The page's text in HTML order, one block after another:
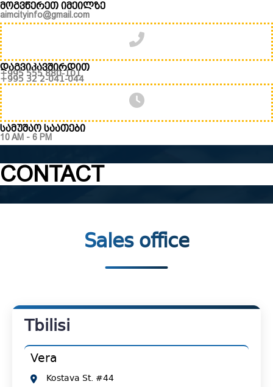
მოგვწერეთ იმეილზე
aimcityinfo@gmail.com
დაგვიკავშირდით
+995 555 880-101
+995 32 2-041-044
სამუშაო საათები
10 AM - 6 PM
CONTACT
Sales office
Tbilisi
Vera
Kostava St. #44